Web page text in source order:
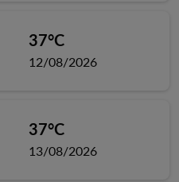
37°C
12/08/2026
37°C
13/08/2026